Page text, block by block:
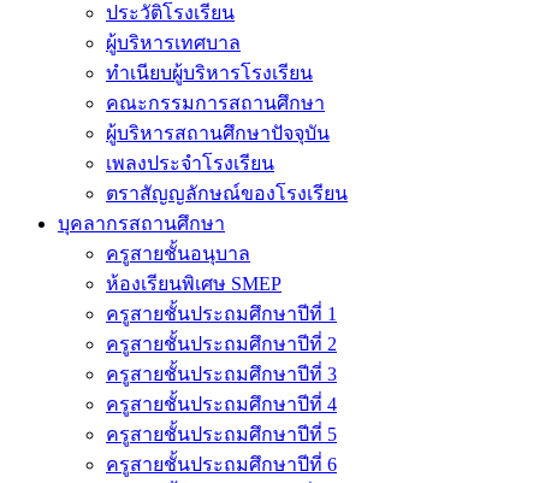
ประวัติโรงเรียน
ผู้บริหารเทศบาล
ทำเนียบผู้บริหารโรงเรียน
คณะกรรมการสถานศึกษา
ผู้บริหารสถานศึกษาปัจจุบัน
เพลงประจำโรงเรียน
ตราสัญญลักษณ์ของโรงเรียน
บุคลากรสถานศึกษา
ครูสายชั้นอนุบาล
ห้องเรียนพิเศษ SMEP
ครูสายชั้นประถมศึกษาปีที่ 1
ครูสายชั้นประถมศึกษาปีที่ 2
ครูสายชั้นประถมศึกษาปีที่ 3
ครูสายชั้นประถมศึกษาปีที่ 4
ครูสายชั้นประถมศึกษาปีที่ 5
ครูสายชั้นประถมศึกษาปีที่ 6